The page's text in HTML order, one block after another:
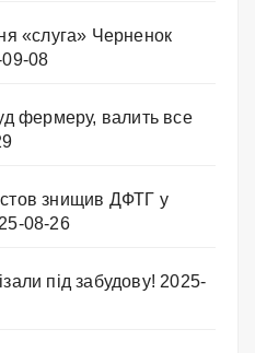
«слуга» Черненок
08
фермеру, валить все
знищив ДФТГ у
08-26
під забудову! 2025-